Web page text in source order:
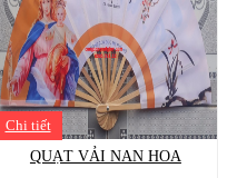
Chi tiết
QUẠT VẢI NAN HOA